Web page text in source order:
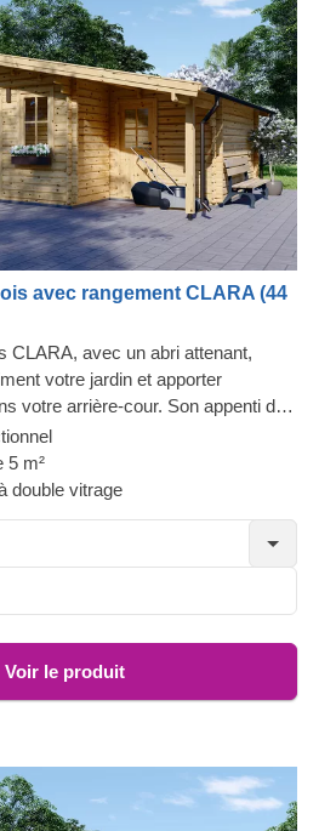
avec rangement CLARA (44
CLARA, avec un abri attenant,
votre jardin et apporter
votre arrière-cour. Son appenti de
vous offrira un espace
de vos outils, équipements
plus, l'espace de l'abri principal
entretenu, ou servir à toute autre
5 m²
double vitrage
Voir le produit